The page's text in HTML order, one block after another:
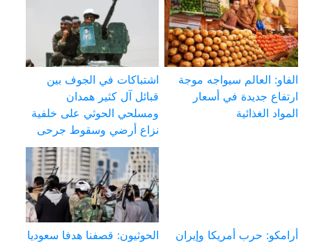
الفاو: العالم سيواجه موجة
ارتفاع جديدة في أسعار
المواد الغذائية
اشتباكات في الجوف بين
قبائل آل كثير همدان
ومسلحي الحوثي على خلفية
نزاع أرضي وسقوط جرحى
أرامكو: حرب أمريكا وإيران
الحوثيون: قصفنا هدفا سعوديا